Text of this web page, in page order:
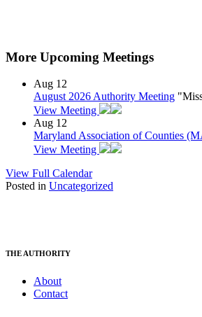
More Upcoming Meetings
Aug 12
August 2026 Authority Meeting
View Meeting
Aug 12
Maryland Association of Counties
View Meeting
View Full Calendar
Posted in Uncategorized
THE AUTHORITY
About
Contact